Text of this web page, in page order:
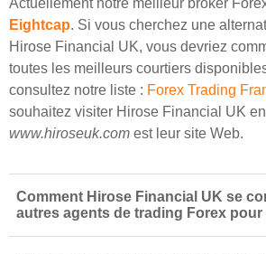
Actuellement notre meilleur broker
Eightcap. Si vous cherchez une
Hirose Financial UK, vous devriez
toutes les meilleurs courtiers
consultez notre liste : Forex Trading
souhaitez visiter Hirose Financial UK
www.hiroseuk.com est leur site Web.
Comment Hirose Financial UK se
autres agents de trading Forex pour